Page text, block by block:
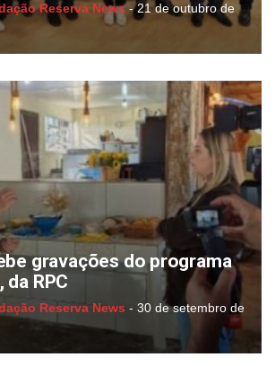
Reserva News - 21 de outubro de
gravações do programa
da RPC
Reserva News - 30 de setembro de